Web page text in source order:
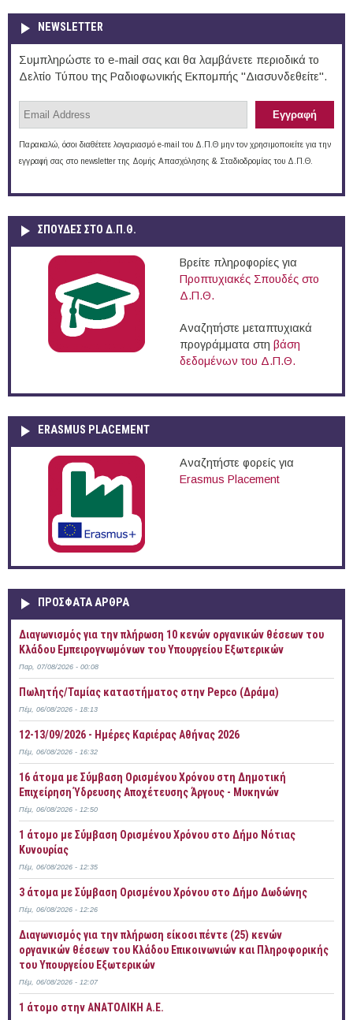
NEWSLETTER
Συμπληρώστε το e-mail σας και θα λαμβάνετε περιοδικά το
Δελτίο Τύπου της Ραδιοφωνικής Εκπομπής "Διασυνδεθείτε".
Παρακαλώ, όσοι διαθέτετε λογαριασμό e-mail του Δ.Π.Θ μην τον χρησιμοποιείτε για την
εγγραφή σας στο newsletter της Δομής Απασχόλησης & Σταδιοδρομίας του Δ.Π.Θ.
ΣΠΟΥΔΈΣ ΣΤΟ Δ.Π.Θ.
Βρείτε πληροφορίες για
Προπτυχιακές Σπουδές στο
Δ.Π.Θ.
Αναζητήστε μεταπτυχιακά
προγράμματα στη βάση
δεδομένων του Δ.Π.Θ.
ERASMUS PLACEMENT
Αναζητήστε φορείς για
Erasmus Placement
ΠΡOΣΦΑΤΑ AΡΘΡΑ
Διαγωνισμός για την πλήρωση 10 κενών οργανικών θέσεων του
Κλάδου Εμπειρογνωμόνων του Υπουργείου Εξωτερικών
Παρ, 07/08/2026 - 00:08
Πωλητής/Ταμίας καταστήματος στην Pepco (Δράμα)
Πέμ, 06/08/2026 - 18:13
12-13/09/2026 - Ημέρες Καριέρας Αθήνας 2026
Πέμ, 06/08/2026 - 16:32
16 άτομα με Σύμβαση Ορισμένου Χρόνου στη Δημοτική
Επιχείρηση Ύδρευσης Αποχέτευσης Άργους - Μυκηνών
Πέμ, 06/08/2026 - 12:50
1 άτομο με Σύμβαση Ορισμένου Χρόνου στο Δήμο Νότιας
Κυνουρίας
Πέμ, 06/08/2026 - 12:35
3 άτομα με Σύμβαση Ορισμένου Χρόνου στο Δήμο Δωδώνης
Πέμ, 06/08/2026 - 12:26
Διαγωνισμός για την πλήρωση είκοσι πέντε (25) κενών
οργανικών θέσεων του Κλάδου Επικοινωνιών και Πληροφορικής
του Υπουργείου Εξωτερικών
Πέμ, 06/08/2026 - 12:07
1 άτομο στην ΑΝΑΤΟΛΙΚΗ Α.Ε.